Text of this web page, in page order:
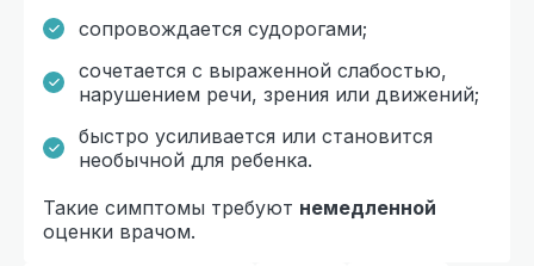
сопровождается судорогами;
сочетается с выраженной слабостью,
нарушением речи, зрения или движений;
быстро усиливается или становится
необычной для ребенка.
Такие симптомы требуют немедленной
оценки врачом.